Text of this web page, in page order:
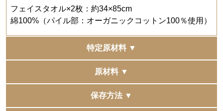
フェイスタオル×2枚：約34×85cm
綿100%（パイル部：オーガニックコットン100％使用）
特定原材料 ▼
原材料 ▼
【コーヒー（コーヒー豆（エチオピア））】
保存方法 ▼